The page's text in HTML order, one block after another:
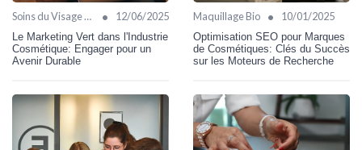
Soins du Visage Bio • 12/06/2025
Le Marketing Vert dans l'Industrie
Cosmétique: Engager pour un
Avenir Durable
Maquillage Bio • 10/01/2025
Optimisation SEO pour Marques
de Cosmétiques: Clés du Succès
sur les Moteurs de Recherche